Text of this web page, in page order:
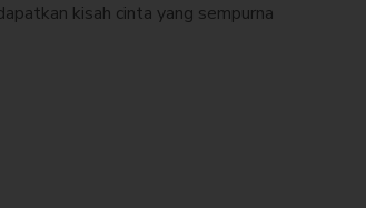
kisah cinta yang sempurna